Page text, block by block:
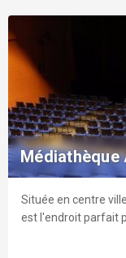
Le Frégate
Le Frégate Golf
sur-Mer et
propose deux
Située en centre
est l'endroit parfait